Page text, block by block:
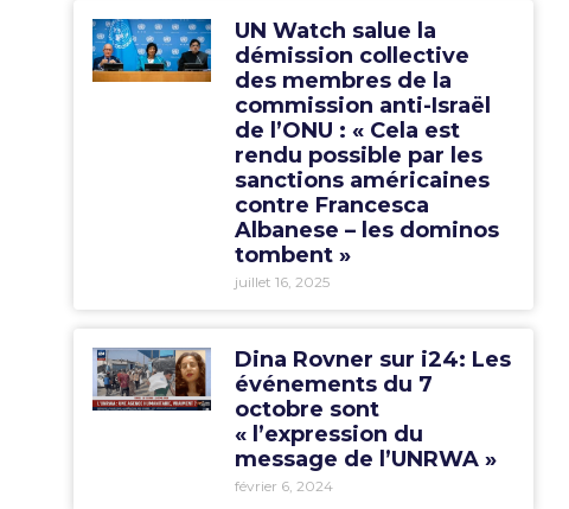
UN Watch salue la
démission collective
des membres de la
commission anti-Israël
de l’ONU : « Cela est
rendu possible par les
sanctions américaines
contre Francesca
Albanese – les dominos
tombent »
juillet 16, 2025
Dina Rovner sur i24: Les
événements du 7
octobre sont
« l’expression du
message de l’UNRWA »
février 6, 2024